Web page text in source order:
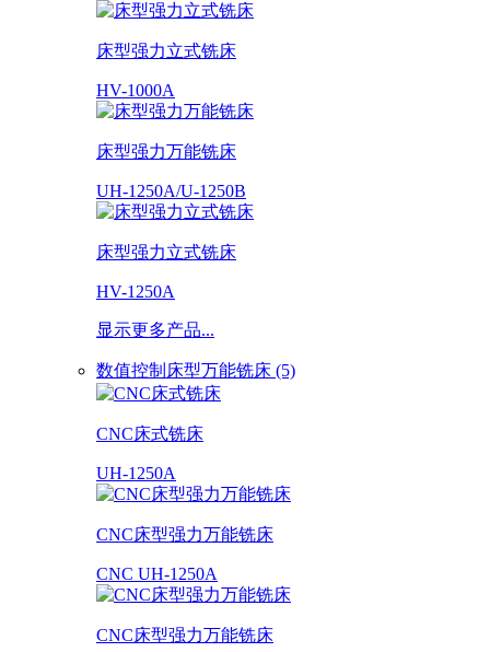
床型强力立式铣床
HV-1000A
床型强力万能铣床
UH-1250A/U-1250B
床型强力立式铣床
HV-1250A
显示更多产品...
数值控制床型万能铣床 (5)
CNC床式铣床
UH-1250A
CNC床型强力万能铣床
CNC UH-1250A
CNC床型强力万能铣床